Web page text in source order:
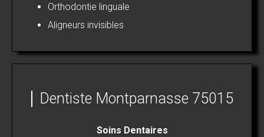
Orthodontie linguale
Aligneurs invisibles
Dentiste Montparnasse 75015
Soins Dentaires